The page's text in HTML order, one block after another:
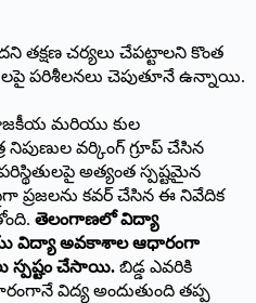
తక్షణ చర్యలు చేపట్టాలని కొంత
పరిశీలనలు చెపుతూనే ఉన్నాయి.
మరియు కుల
నిపుణుల వర్కింగ్ గ్రూప్ చేసిన
అత్యంత స్పష్టమైన
ప్రజలను కవర్ చేసిన ఈ నివేదిక
తెలంగాణలో విద్యా
విద్యా అవకాశాల ఆధారంగా
స్పష్టం చేసాయి. బిడ్డ ఎవరికి
విద్య అందుతుంది తప్ప